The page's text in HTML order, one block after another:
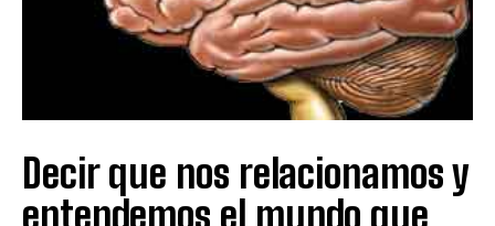
Decir que nos relacionamos y
entendemos el mundo que